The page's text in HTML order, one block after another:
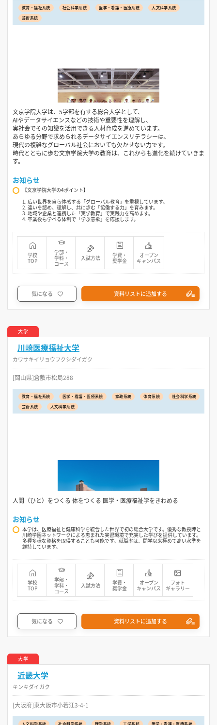
教育・福祉系統 社会科学系統 医学・看護・医療系統
人文科学系統
芸術系統
文京学院大学は、5学部を有する総合大学として、
AIやデータサイエンスなどの技術や重要性を理解し、
実社会でその知識を活用できる人材育成を進めています。
あらゆる分野で求められるデータサイエンスリテラシーは、
現代の複雑なグローバル社会においても欠かせない力です。
時代とともに歩む文京学院大学の教育は、これからも進化を続けていきま
す。
お知らせ
【文京学院大学の4ポイント】
1. 広い世界を自ら体感する「グローバル教育」を重視しています。
2. 違いを認め、理解し、共に歩む「協働する力」を育みます。
3. 地域や企業と連携した「実学教育」で実践力を高めます。
4. 卒業後も学べる体制で「学ぶ意欲」を応援します。
学校
TOP
学部・
学科・
コース
入試方法
学費・
奨学金
オープン
キャンパス
気になる 資料リストに追加する
大学
川崎医療福祉大学
カワサキイリョウフクシダイガク
[岡山県]倉敷市松島288
教育・福祉系統 医学・看護・医療系統 家政系統 体育系統
社会科学系統
芸術系統
人文科学系統
人間（ひと）をつくる 体をつくる 医学・医療福祉学をきわめる
お知らせ
本学は、医療福祉と健康科学を統合した世界で初の総合大学です。優秀な教授陣と
川崎学園ネットワークによる恵まれた実習環境で充実した学びを提供しています。
多種多様な資格を取得することも可能です。就職率は、開学以来極めて高い水準を
維持しています。
学校
TOP
学部・
学科・
コース
入試方法
学費・
奨学金
オープン
キャンパス
フォト
ギャラリー
気になる 資料リストに追加する
大学
近畿大学
キンキダイガク
[大阪府]東大阪市小若江3-4-1
人文科学系統 社会科学系統 理学系統 工学系統 医学・看護・医療系統